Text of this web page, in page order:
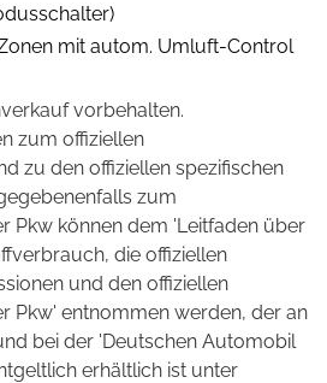
mit autom. Umluft-Control
vorbehalten.
zum offiziellen
zu den offiziellen spezifischen
zum
Pkw können dem 'Leitfaden über
die offiziellen
und den offiziellen
Pkw' entnommen werden, der an
bei der 'Deutschen Automobil
erhältlich ist unter